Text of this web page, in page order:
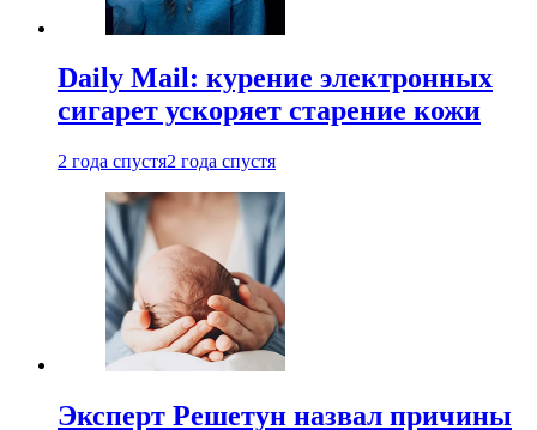
Daily Mail: курение электронных
сигарет ускоряет старение кожи
2 года спустя2 года спустя
Эксперт Решетун назвал причины